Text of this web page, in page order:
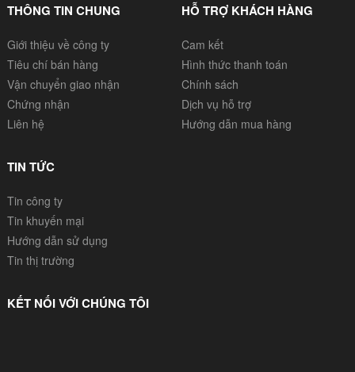
THÔNG TIN CHUNG
Giới thiệu về công ty
Tiêu chí bán hàng
Vận chuyển giao nhận
Chứng nhận
Liên hệ
HỖ TRỢ KHÁCH HÀNG
Cam kết
Hình thức thanh toán
Chính sách
Dịch vụ hỗ trợ
Hướng dẫn mua hàng
TIN TỨC
Tin công ty
Tin khuyến mại
Hướng dẫn sử dụng
Tin thị trường
KẾT NỐI VỚI CHÚNG TÔI